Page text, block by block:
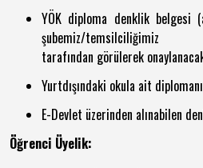
YÖK diploma denklik belgesi
şubemiz/temsilciliğimiz
tarafından görülerek
Yurtdışındaki okula ait
E-Devlet üzerinden alınabilen
Öğrenci Üyelik: